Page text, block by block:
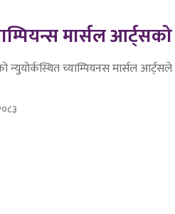
मार्सल
न्युयोर्कस्थित च्याम्पियनस मार्सल